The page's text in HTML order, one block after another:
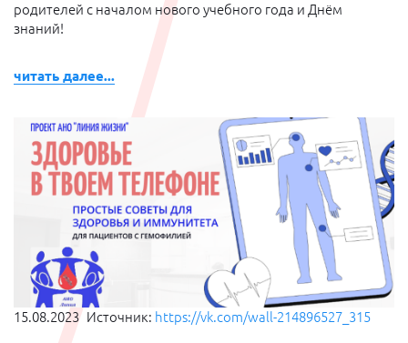
родителей с началом нового учебного года и Днём
знаний!
читать далее...
15.08.2023 Источник: https://vk.com/wall-214896527_315